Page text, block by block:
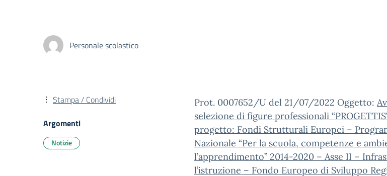
Personale scolastico
Prot. 0007652/U del 21/07/2022 Oggetto:
selezione di figure professionali
progetto: Fondi Strutturali Europei –
Nazionale “Per la scuola, competenze e
l’apprendimento” 2014-2020 – Asse II –
l’istruzione – Fondo Europeo di Sviluppo
Stampa / Condividi
Argomenti
Notizie